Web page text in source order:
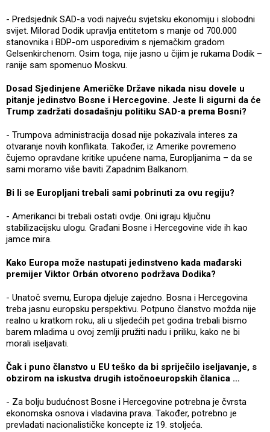
- Predsjednik SAD-a vodi najveću svjetsku ekonomiju i slobodni
svijet. Milorad Dodik upravlja entitetom s manje od 700.000
stanovnika i BDP-om usporedivim s njemačkim gradom
Gelsenkirchenom. Osim toga, nije jasno u čijim je rukama Dodik –
ranije sam spomenuo Moskvu.
Dosad Sjedinjene Američke Države nikada nisu dovele u
pitanje jedinstvo Bosne i Hercegovine. Jeste li sigurni da će
Trump zadržati dosadašnju politiku SAD-a prema Bosni?
- Trumpova administracija dosad nije pokazivala interes za
otvaranje novih konflikata. Također, iz Amerike povremeno
čujemo opravdane kritike upućene nama, Europljanima – da se
sami moramo više baviti Zapadnim Balkanom.
Bi li se Europljani trebali sami pobrinuti za ovu regiju?
- Amerikanci bi trebali ostati ovdje. Oni igraju ključnu
stabilizacijsku ulogu. Građani Bosne i Hercegovine vide ih kao
jamce mira.
Kako Europa može nastupati jedinstveno kada mađarski
premijer Viktor Orbán otvoreno podržava Dodika?
- Unatoč svemu, Europa djeluje zajedno. Bosna i Hercegovina
treba jasnu europsku perspektivu. Potpuno članstvo možda nije
realno u kratkom roku, ali u sljedećih pet godina trebali bismo
barem mladima u ovoj zemlji pružiti nadu i priliku, kako ne bi
morali iseljavati.
Čak i puno članstvo u EU teško da bi spriječilo iseljavanje, s
obzirom na iskustva drugih istočnoeuropskih članica …
- Za bolju budućnost Bosne i Hercegovine potrebna je čvrsta
ekonomska osnova i vladavina prava. Također, potrebno je
prevladati nacionalističke koncepte iz 19. stoljeća.